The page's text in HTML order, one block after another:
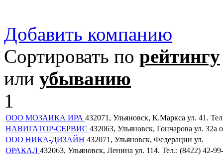
Добавить компанию
Сортировать по рейтингу
или убыванию
1
ООО МОЗАИКА ИРА 432071, Ульяновск, К.Маркса ул. 41.
НАВИГАТОР-СЕРВИС 432063, Ульяновск, Гончарова ул. 32а
ООО НИКА-ДИЗАЙН 432071, Ульяновск, Федерации ул.
ОРАКАЛ 432063, Ульяновск, Ленина ул. 114. Тел.: (8422) 42-